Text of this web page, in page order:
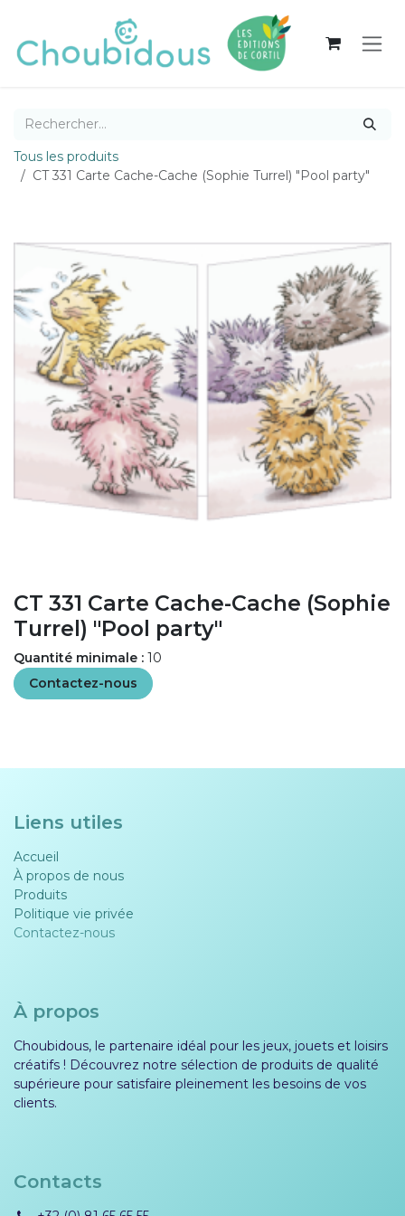
Tous les produits
CT 331 Carte Cache-Cache (Sophie Turrel) "Pool party"
CT 331 Carte Cache-Cache (Sophie
Turrel) "Pool party"
Quantité minimale : 10
Contactez-nous
Liens utiles
Accueil
À propos de nous
Produits
Politique vie privée​​
Contactez-nous
À propos
Choubidous, le partenaire idéal pour les jeux, jouets et loisirs
créatifs ! Découvrez notre sélection de produits de qualité
supérieure pour satisfaire pleinement les besoins de vos
clients.
Contacts